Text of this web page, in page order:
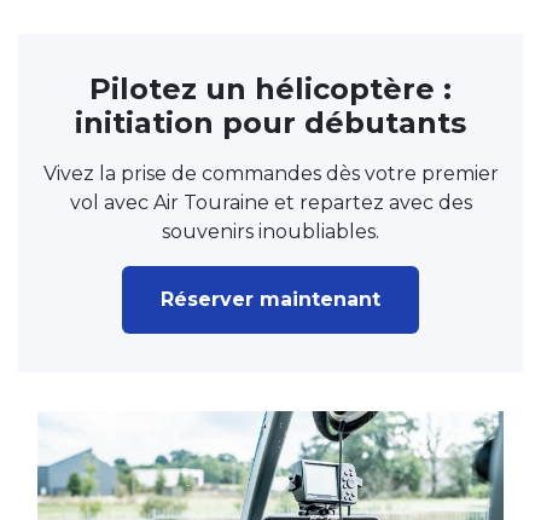
Pilotez un hélicoptère :
initiation pour débutants
Vivez la prise de commandes dès votre premier
vol avec Air Touraine et repartez avec des
souvenirs inoubliables.
Réserver maintenant